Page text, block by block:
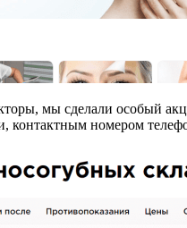
мы сделали особый
контактным номером